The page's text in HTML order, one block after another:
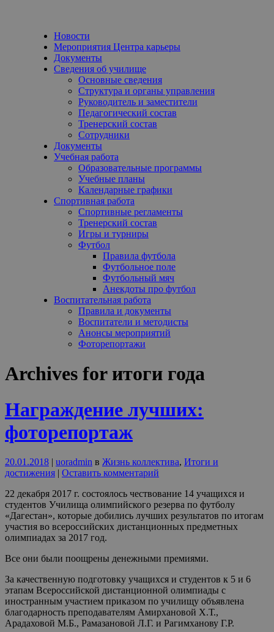
Новости
Мероприятия Центра карьеры
Документы
Сведения об училище
Основные сведения
Структура и органы управления
Руководитель и заместители
Педагогический состав
Тренерский состав
Сотрудники
Документы
Учебная работа
Образовательные программы
Учебные планы
Календарные графики
Спортивная работа
Спортивные регламенты
Тренерский состав
Игры и турниры
Футбол
Правила футбола
Футбольное поле
Футбольный мяч
Анекдоты про футбол
Воспитательная работа
Правила и документы
Воспитатели и методисты
Анонсы мероприятий
Фоторепортажи
Archives for итоги года
Награждение лучших:
фоторепортаж
20.01.2018 | uoradmin в Жизнь коллектива, Итоги и
достижения | Оставить комментарий
22 декабря 2017 г. состоялось чествование 14 учащихся и
студентов Училища олимпийского резерва по футболу
«Дагестан», которые добились лучших результатов по итогам
участия во всероссийских дистанционных предметных
олимпиадах за 2017 год.
Все они были поощрены денежными премиями.
За качественную подготовку учащихся и студентов к 5 и 6
этапам Всероссийской дистанционной олимпиады с
иностранным участием приказом по училищу объявлена
благодарность преподавателям Амирхановой Х.Т.,
Арадаховой М.Б., Рамазановой Л.Г. и Рагимханову Г.Р.